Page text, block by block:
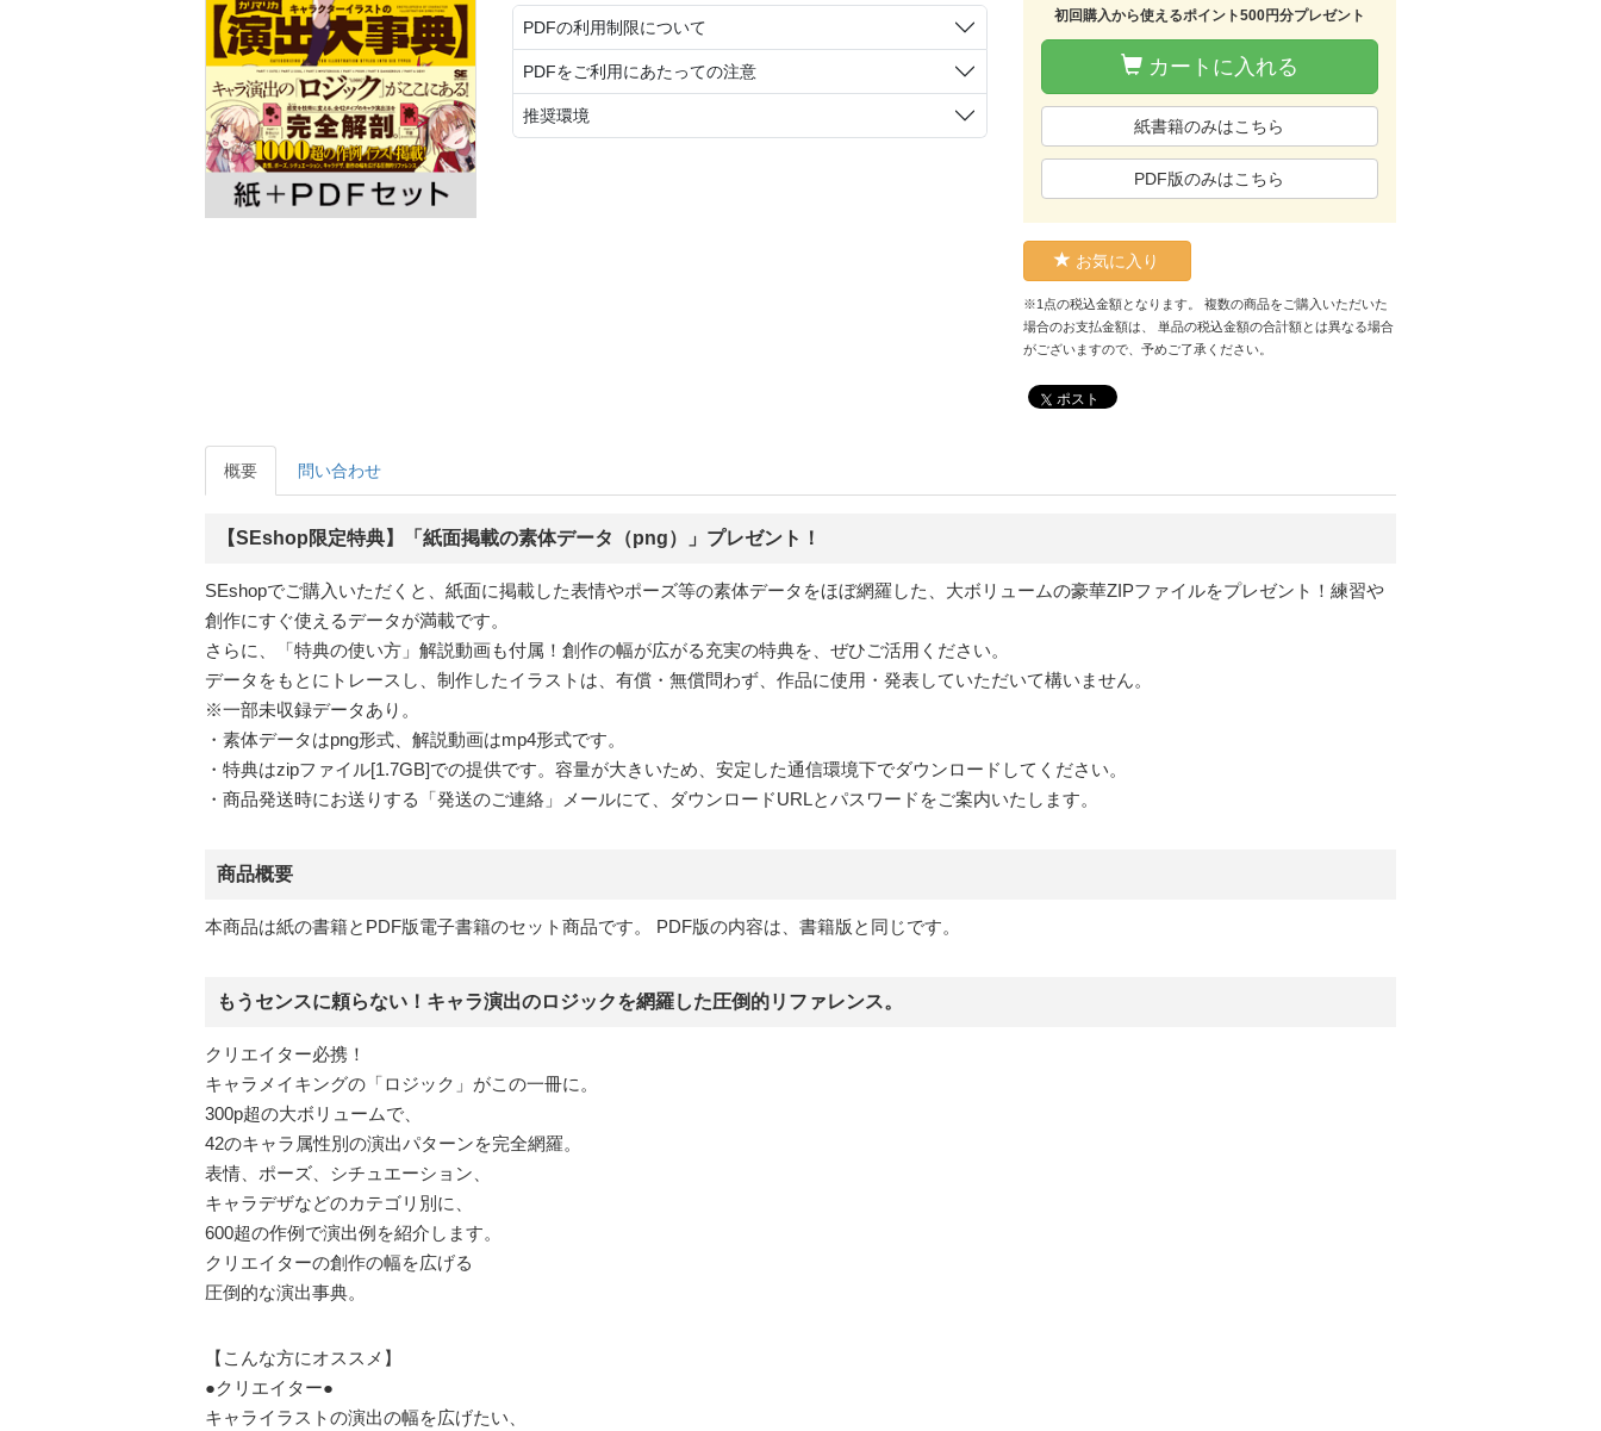
PDFの利用制限について
PDFをご利用にあたっての注意
推奨環境
初回購入から使えるポイント500円分プレゼント
カートに入れる
紙書籍のみはこちら
PDF版のみはこちら
お気に入り
※1点の税込金額となります。 複数の商品をご購入いただいた
場合のお支払金額は、 単品の税込金額の合計額とは異なる場合
がございますので、予めご了承ください。
ポスト
概要 問い合わせ
【SEshop限定特典】「紙面掲載の素体データ（png）」プレゼント！
SEshopでご購入いただくと、紙面に掲載した表情やポーズ等の素体データをほぼ網羅した、大ボリュームの豪華ZIPファイルをプレゼント！練習や
創作にすぐ使えるデータが満載です。
さらに、「特典の使い方」解説動画も付属！創作の幅が広がる充実の特典を、ぜひご活用ください。
データをもとにトレースし、制作したイラストは、有償・無償問わず、作品に使用・発表していただいて構いません。
※一部未収録データあり。
・素体データはpng形式、解説動画はmp4形式です。
・特典はzipファイル[1.7GB]での提供です。容量が大きいため、安定した通信環境下でダウンロードしてください。
・商品発送時にお送りする「発送のご連絡」メールにて、ダウンロードURLとパスワードをご案内いたします。
商品概要
本商品は紙の書籍とPDF版電子書籍のセット商品です。 PDF版の内容は、書籍版と同じです。
もうセンスに頼らない！キャラ演出のロジックを網羅した圧倒的リファレンス。
クリエイター必携！
キャラメイキングの「ロジック」がこの一冊に。
300p超の大ボリュームで、
42のキャラ属性別の演出パターンを完全網羅。
表情、ポーズ、シチュエーション、
キャラデザなどのカテゴリ別に、
600超の作例で演出例を紹介します。
クリエイターの創作の幅を広げる
圧倒的な演出事典。
【こんな方にオススメ】
●クリエイター●
キャライラストの演出の幅を広げたい、